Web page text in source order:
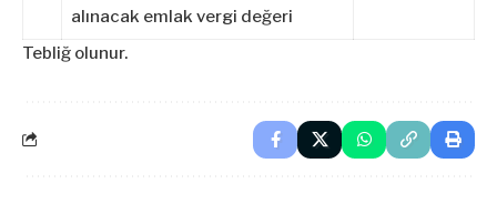
alınacak emlak vergi değeri
Tebliğ olunur.